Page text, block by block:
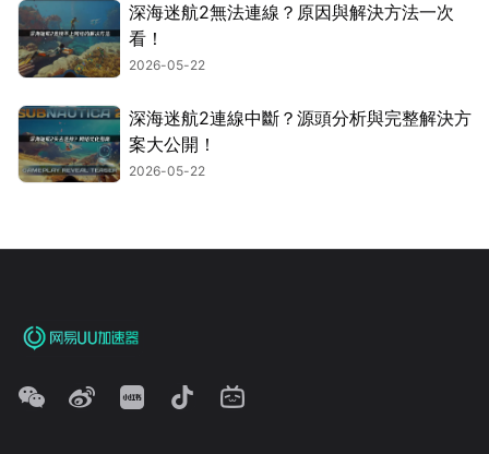
深海迷航2無法連線？原因與解決方法一次
看！
2026-05-22
深海迷航2連線中斷？源頭分析與完整解決方
案大公開！
2026-05-22